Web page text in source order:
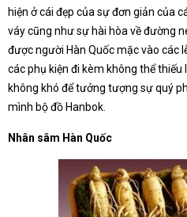
hiện ở cái đẹp của sự đơn giản của
váy cũng như sự hài hòa về đường
được người Hàn Quốc mặc vào các
các phụ kiện đi kèm không thể
không khó để tưởng tượng sự quý
mình bộ đồ Hanbok.
Nhân sâm Hàn Quốc